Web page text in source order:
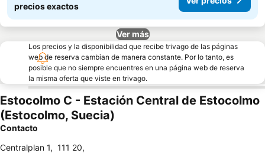
precios exactos
Ver más
Los precios y la disponibilidad que recibe trivago de las páginas
web de reserva cambian de manera constante. Por lo tanto, es
posible que no siempre encuentres en una página web de reserva
la misma oferta que viste en trivago.
Estocolmo C - Estación Central de Estocolmo
(Estocolmo, Suecia)
Contacto
Centralplan 1, 111 20,